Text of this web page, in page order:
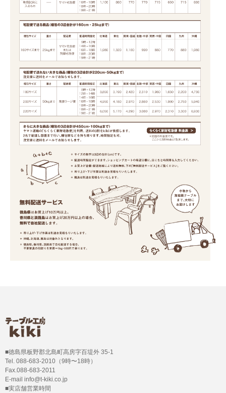
■徳島県板野郡北島町高房字百堤外 35-1
Tel. 088-683-2010（9時〜18時）
Fax.088-683-2011
E-mail info@t-kiki.co.jp
■実店舗営業時間